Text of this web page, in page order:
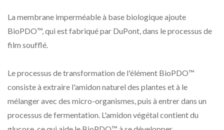
La membrane imperméable à base biologique ajoute
BioPDO™, qui est fabriqué par DuPont, dans le processus de
film soufflé.
Le processus de transformation de l'élément BioPDO™
consiste à extraire l'amidon naturel des plantes et à le
mélanger avec des micro-organismes, puis à entrer dans un
processus de fermentation. L'amidon végétal contient du